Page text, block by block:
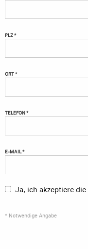
PLZ *
ORT *
TELEFON *
E-MAIL *
Ja, ich akzeptiere die
* Notwendige Angabe